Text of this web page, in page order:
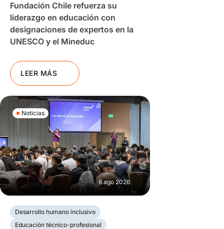
Fundación Chile refuerza su
liderazgo en educación con
designaciones de expertos en la
UNESCO y el Mineduc
LEER MÁS
Noticias
6 ago 2026
Desarrollo humano inclusivo
Educación técnico-profesional